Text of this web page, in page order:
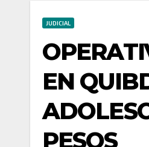
JUDICIAL
EN
PESOS